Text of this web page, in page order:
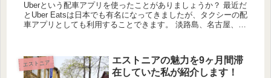
Uberという配車アプリを使ったことがありましょうか？ 最近だ
とUber Eatsは日本でも有名になってきましたが、タクシーの配
車アプリとしても利用することできます。 淡路島、名古屋、大
エストニア
エストニアの魅力を9ヶ月間滞
在していた私が紹介します！